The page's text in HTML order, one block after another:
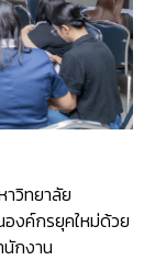
วิทยาลัย
องค์กรยุคใหม่ด้วย
นักงาน